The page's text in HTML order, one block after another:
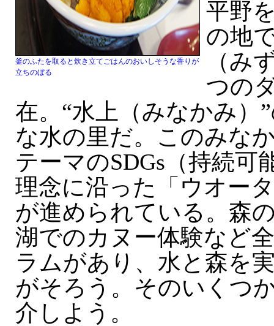
釜のふたを取ると炊き立てごはんのおいしそうな香りが
立ちのぼる
平野
の地
（み
つの
在。“水上（みなかみ）
な水の里だ。このみな
テーマのSDGs（持続可
理念に沿った「ウオー
が進められている。森
湖でのカヌー体験など
ラムがあり、水と森を
がそろう。そのいくつ
介しよう。